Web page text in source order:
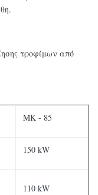
τροφίμων από
ΜΚ - 85
150 kW
110 kW